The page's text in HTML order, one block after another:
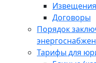
Извещения
Договоры
Порядок
Тарифы для